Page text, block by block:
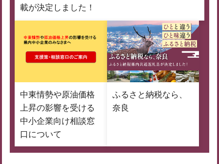
載が決定しました！
中東情勢や原油価格
上昇の影響を受ける
中小企業向け相談窓
口について
ふるさと納税なら、
奈良